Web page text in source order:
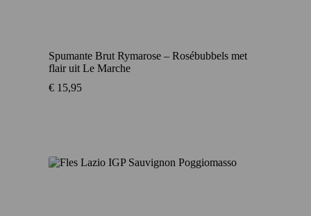
Spumante Brut Rymarose – Rosébubbels met
flair uit Le Marche
€ 15,95